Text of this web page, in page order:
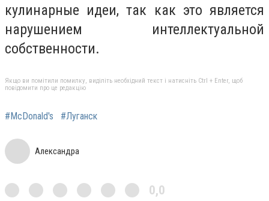
кулинарные идеи, так как это является
нарушением интеллектуальной
собственности.
Якщо ви помітили помилку, виділіть необхідний текст і натисніть Ctrl + Enter, щоб
повідомити про це редакцію
#McDonald's #Луганск
Александра
0,0